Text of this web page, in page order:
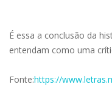
É essa a conclusão da
entendam como uma
Fonte:https://